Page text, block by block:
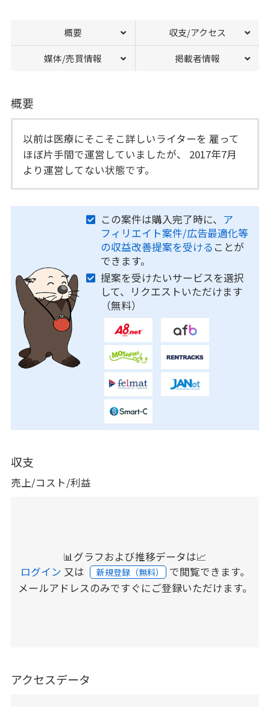
概要 収支/アクセス
媒体/売買情報 掲載者情報
概要
以前は医療にそこそこ詳しいライターを 雇って
ほぼ片手間で運営していましたが、 2017年7月
より運営してない状態です。
この案件は購入完了時に、 ア
フィリエイト案件/広告最適化等
の収益改善提案を受ける ことが
できます。
提案を受けたいサービスを選択
して、リクエストいただけます
（無料）
収支
売上/コスト/利益
📊グラフおよび推移データは📈
ログイン 又は 新規登録（無料） で閲覧できます。
メールアドレスのみですぐにご登録いただけます。
アクセスデータ